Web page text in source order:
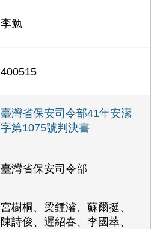
李勉
400515
臺灣省保安司令部41年安潔
字第1075號判決書
臺灣省保安司令部
宮樹桐、梁鍾濬、蘇爾挺、
陳詩俊、遲紹春、李國萃、